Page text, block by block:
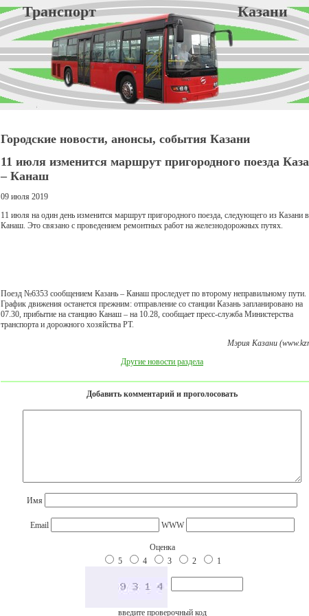
Транспорт Казани
Городские новости, анонсы, события Казани
11 июля изменится маршрут пригородного поезда
– Канаш
09 июля 2019
11 июля на один день изменится маршрут пригородного поезда, следующего из Казани в
Канаш. Это связано с проведением ремонтных работ на железнодорожных путях.
Поезд №6353 сообщением Казань – Канаш проследует по второму неправильному пути.
График движения останется прежним: отправление со станции Казань запланировано на
07.30, прибытие на станцию Канаш – на 10.28, сообщает пресс-служба Министерства
транспорта и дорожного хозяйства РТ.
Мэрия Казани
Другие новости раздела
Добавить комментарий и проголосовать
Имя
Email WWW
Оценка
5
4 3 2 1
введите проверочный код